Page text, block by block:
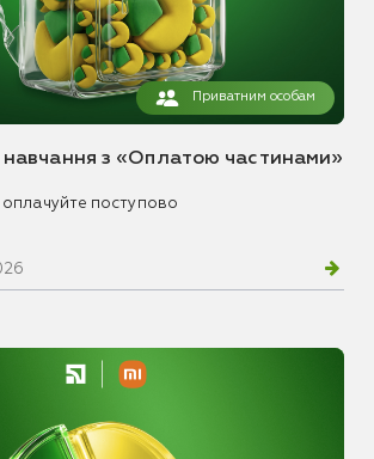
Приватним особам
навчання з «Оплатою частинами»
оплачуйте поступово